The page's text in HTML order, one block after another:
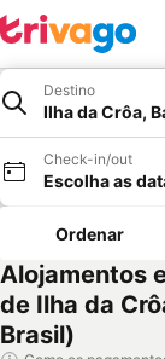
Destino
Ilha da Crôa,
Check-in/out
Escolha as
Ordenar
Alojamentos
de Ilha da
Brasil)